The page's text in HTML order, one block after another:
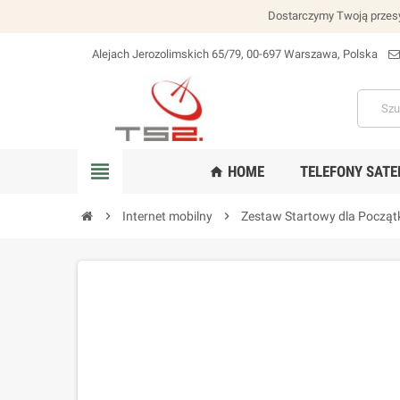
Dostarczymy Twoją
lokalizacja_na
Alejach Jerozolimskich 65/79, 00-697 Warszawa, Polska
view_headline home HOME TELEFONY
chevron_right Internet mobilny chevron_right Zestaw Startowy dla